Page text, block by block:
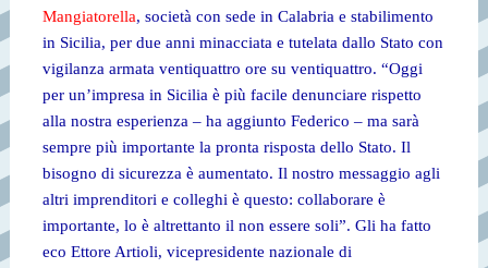
Mangiatorella, società con sede in Calabria e stabilimento
in Sicilia, per due anni minacciata e tutelata dallo Stato con
vigilanza armata ventiquattro ore su ventiquattro. “Oggi
per un’impresa in Sicilia è più facile denunciare rispetto
alla nostra esperienza – ha aggiunto Federico – ma sarà
sempre più importante la pronta risposta dello Stato. Il
bisogno di sicurezza è aumentato. Il nostro messaggio agli
altri imprenditori e colleghi è questo: collaborare è
importante, lo è altrettanto il non essere soli”. Gli ha fatto
eco Ettore Artioli, vicepresidente nazionale di